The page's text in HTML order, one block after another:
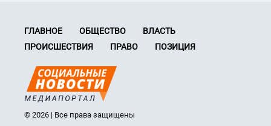
ГЛАВНОЕ ОБЩЕСТВО
ВЛАСТЬ
ПРОИСШЕСТВИЯ
ПРАВО ПОЗИЦИЯ
© 2026 | Все права защищены